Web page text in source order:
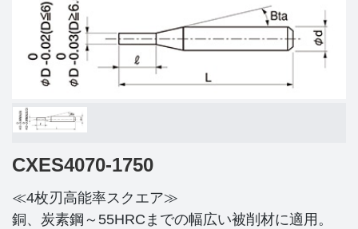
CXES4070-1750
≪4枚刃高能率スクエア≫
銅、炭素鋼～55HRCまでの幅広い被削材に適用。